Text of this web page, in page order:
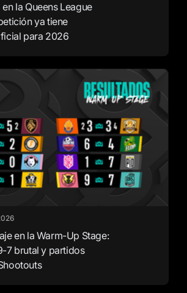
la Queens League
ya tiene
para 2026
en la Warm-Up Stage:
7 brutal y partidos